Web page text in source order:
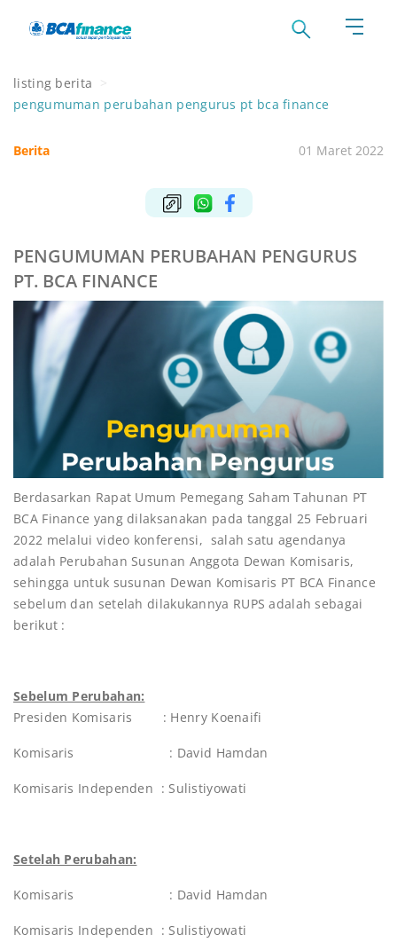
listing berita >
pengumuman perubahan pengurus pt bca finance
Berita 01 Maret 2022
PENGUMUMAN PERUBAHAN PENGURUS
PT. BCA FINANCE
Berdasarkan Rapat Umum Pemegang Saham Tahunan PT
BCA Finance yang dilaksanakan pada tanggal 25 Februari
2022 melalui video konferensi, salah satu agendanya
adalah Perubahan Susunan Anggota Dewan Komisaris,
sehingga untuk susunan Dewan Komisaris PT BCA Finance
sebelum dan setelah dilakukannya RUPS adalah sebagai
berikut :
Sebelum Perubahan:
Presiden Komisaris : Henry Koenaifi
Komisaris : David Hamdan
Komisaris Independen : Sulistiyowati
Setelah Perubahan:
Komisaris : David Hamdan
Komisaris Independen : Sulistiyowati